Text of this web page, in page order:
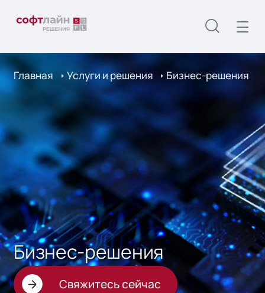
Главная Услуги и решения Бизнес-решения
Бизнес-решения
Свяжитесь сейчас